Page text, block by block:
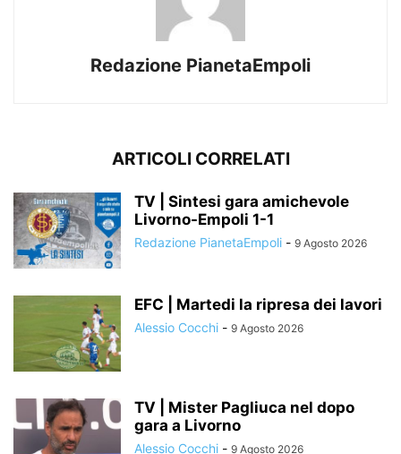
Redazione PianetaEmpoli
ARTICOLI CORRELATI
TV | Sintesi gara amichevole
Livorno-Empoli 1-1
Redazione PianetaEmpoli - 9 Agosto 2026
EFC | Martedi la ripresa dei lavori
Alessio Cocchi - 9 Agosto 2026
TV | Mister Pagliuca nel dopo
gara a Livorno
Alessio Cocchi - 9 Agosto 2026